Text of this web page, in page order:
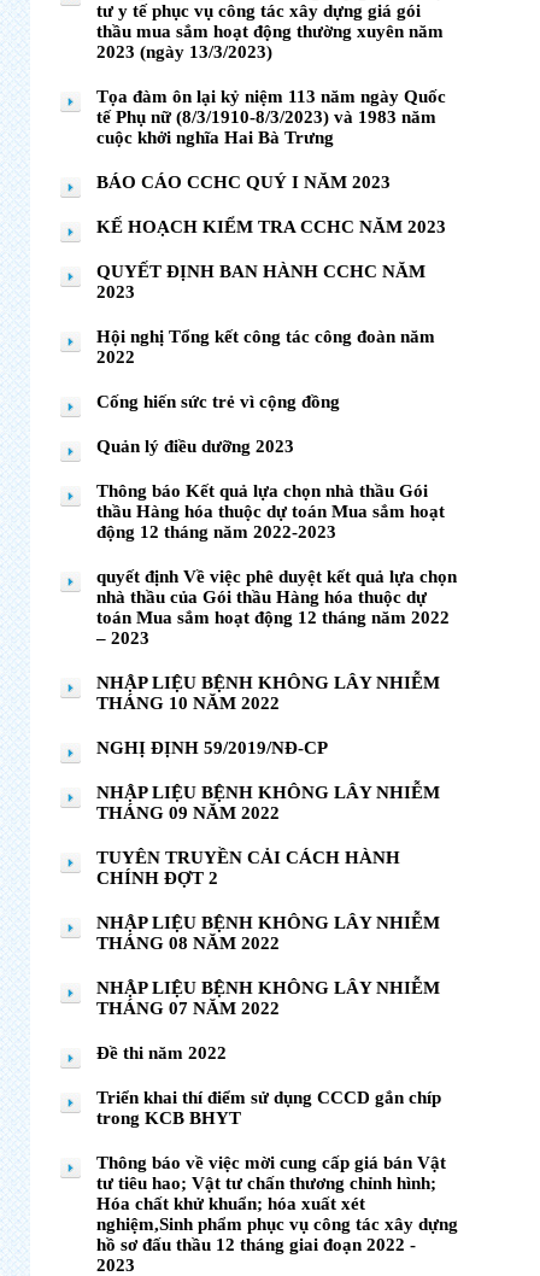
tư y tế phục vụ công tác xây dựng giá gói
thầu mua sắm hoạt động thường xuyên năm
2023 (ngày 13/3/2023)
Tọa đàm ôn lại kỷ niệm 113 năm ngày Quốc
tế Phụ nữ (8/3/1910-8/3/2023) và 1983 năm
cuộc khởi nghĩa Hai Bà Trưng
BÁO CÁO CCHC QUÝ I NĂM 2023
KẾ HOẠCH KIỂM TRA CCHC NĂM 2023
QUYẾT ĐỊNH BAN HÀNH CCHC NĂM
2023
Hội nghị Tổng kết công tác công đoàn năm
2022
Cống hiến sức trẻ vì cộng đồng
Quản lý điều dưỡng 2023
Thông báo Kết quả lựa chọn nhà thầu Gói
thầu Hàng hóa thuộc dự toán Mua sắm hoạt
động 12 tháng năm 2022-2023
quyết định Về việc phê duyệt kết quả lựa chọn
nhà thầu của Gói thầu Hàng hóa thuộc dự
toán Mua sắm hoạt động 12 tháng năm 2022
– 2023
NHẬP LIỆU BỆNH KHÔNG LÂY NHIỄM
THÁNG 10 NĂM 2022
NGHỊ ĐỊNH 59/2019/NĐ-CP
NHẬP LIỆU BỆNH KHÔNG LÂY NHIỄM
THÁNG 09 NĂM 2022
TUYÊN TRUYỀN CẢI CÁCH HÀNH
CHÍNH ĐỢT 2
NHẬP LIỆU BỆNH KHÔNG LÂY NHIỄM
THÁNG 08 NĂM 2022
NHẬP LIỆU BỆNH KHÔNG LÂY NHIỄM
THÁNG 07 NĂM 2022
Đề thi năm 2022
Triển khai thí điểm sử dụng CCCD gắn chíp
trong KCB BHYT
Thông báo về việc mời cung cấp giá bán Vật
tư tiêu hao; Vật tư chấn thương chỉnh hình;
Hóa chất khử khuẩn; hóa xuất xét
nghiệm,Sinh phẩm phục vụ công tác xây dựng
hồ sơ đấu thầu 12 tháng giai đoạn 2022 -
2023